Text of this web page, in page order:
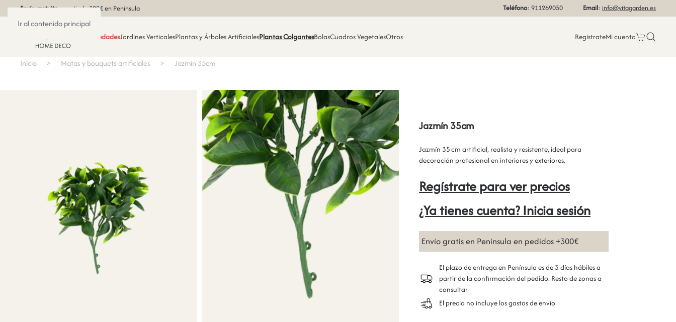
Ir al contenido principal
Envío gratuitoa partir de 300€ en Península Teléfono: 911269050 Email: info@vitagarden.es
NovedadesJardines VerticalesPlantas y Árboles ArtificialesPlantas ColgantesBolasCuadros VegetalesOtros RegístrateMi cuenta
Inicio Matas y bouquets artificiales Jazmín 35cm
Jazmín 35cm
Jazmín 35 cm artificial, realista y resistente, ideal para
decoración profesional en interiores y exteriores.
Regístrate para ver precios
¿Ya tienes cuenta? Inicia sesión
Envío gratis en Península en pedidos +300€
El plazo de entrega en Península es de 3 días hábiles a
partir de la confirmación del pedido. Resto de zonas a
consultar
El precio no incluye los gastos de envío